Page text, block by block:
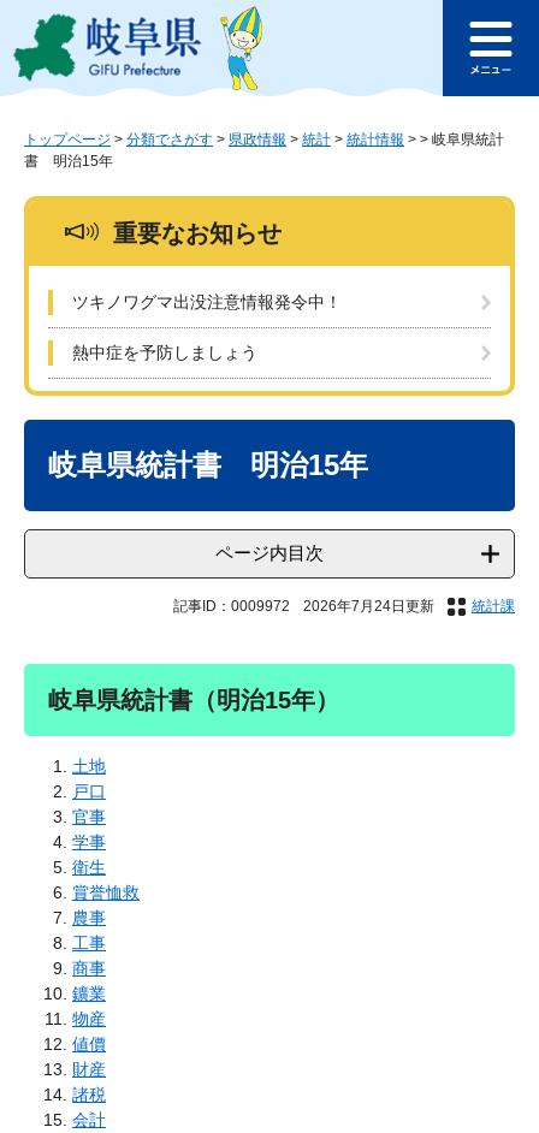
ジ
ュ
このページの本文へ
ュ
トップページ > 分類でさがす > 県政情報 > 統計 > 統計情報 > > 岐阜県統計
書 明治15年
重要なお知らせ
ツキノワグマ出没注意情報発令中！
熱中症を予防しましょう
岐阜県統計書 明治15年
ページ内目次
記事ID：0009972 2026年7月24日更新 統計課
岐阜県統計書（明治15年）
土地
戸口
官事
学事
衛生
賞誉恤救
農事
工事
商事
鑛業
物産
値價
財産
諸税
会計